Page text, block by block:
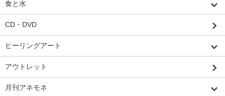
食と水
CD・DVD
ヒーリングアート
アウトレット
月刊アネモネ